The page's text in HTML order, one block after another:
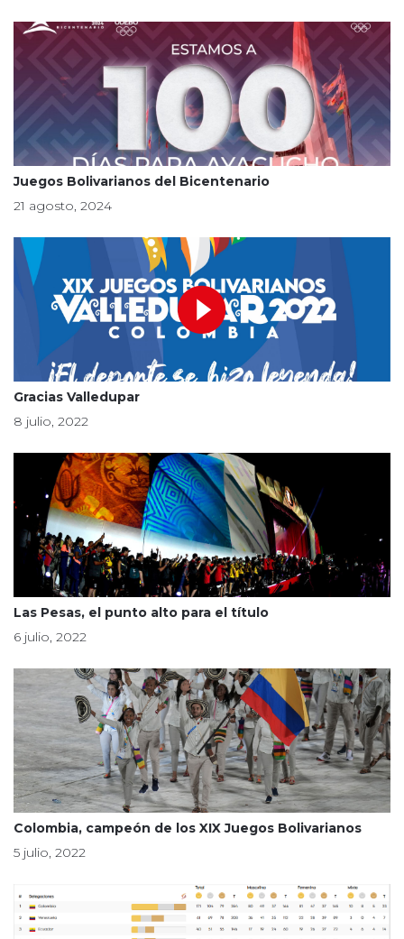
Juegos Bolivarianos del Bicentenario
21 agosto, 2024
Gracias Valledupar
8 julio, 2022
Las Pesas, el punto alto para el título
6 julio, 2022
Colombia, campeón de los XIX Juegos Bolivarianos
5 julio, 2022